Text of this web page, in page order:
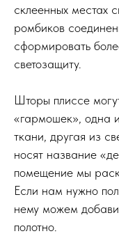
склеенных местах
ромбиков
сформировать
светозащиту.
Шторы плиссе
«гармошек», одна
ткани, другая из
носят название
помещение мы
Если нам нужно
нему можем
полотно.